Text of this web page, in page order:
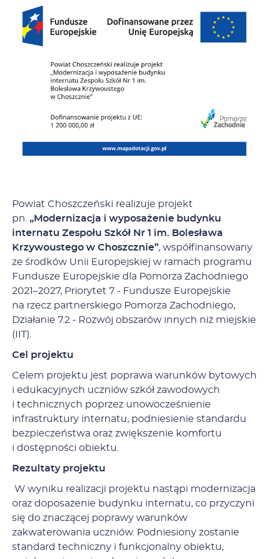
Powiat Choszczeński realizuje projekt
pn. „Modernizacja i wyposażenie budynku
internatu Zespołu Szkół Nr 1 im. Bolesława
Krzywoustego w Choszcznie”, współfinansowany
ze środków Unii Europejskiej w ramach programu
Fundusze Europejskie dla Pomorza Zachodniego
2021–2027, Priorytet 7 - Fundusze Europejskie
na rzecz partnerskiego Pomorza Zachodniego,
Działanie 7.2 - Rozwój obszarów innych niż miejskie
(IIT).
Cel projektu
Celem projektu jest poprawa warunków bytowych
i edukacyjnych uczniów szkół zawodowych
i technicznych poprzez unowocześnienie
infrastruktury internatu, podniesienie standardu
bezpieczeństwa oraz zwiększenie komfortu
i dostępności obiektu.
Rezultaty projektu
W wyniku realizacji projektu nastąpi modernizacja
oraz doposażenie budynku internatu, co przyczyni
się do znaczącej poprawy warunków
zakwaterowania uczniów. Podniesiony zostanie
standard techniczny i funkcjonalny obiektu,